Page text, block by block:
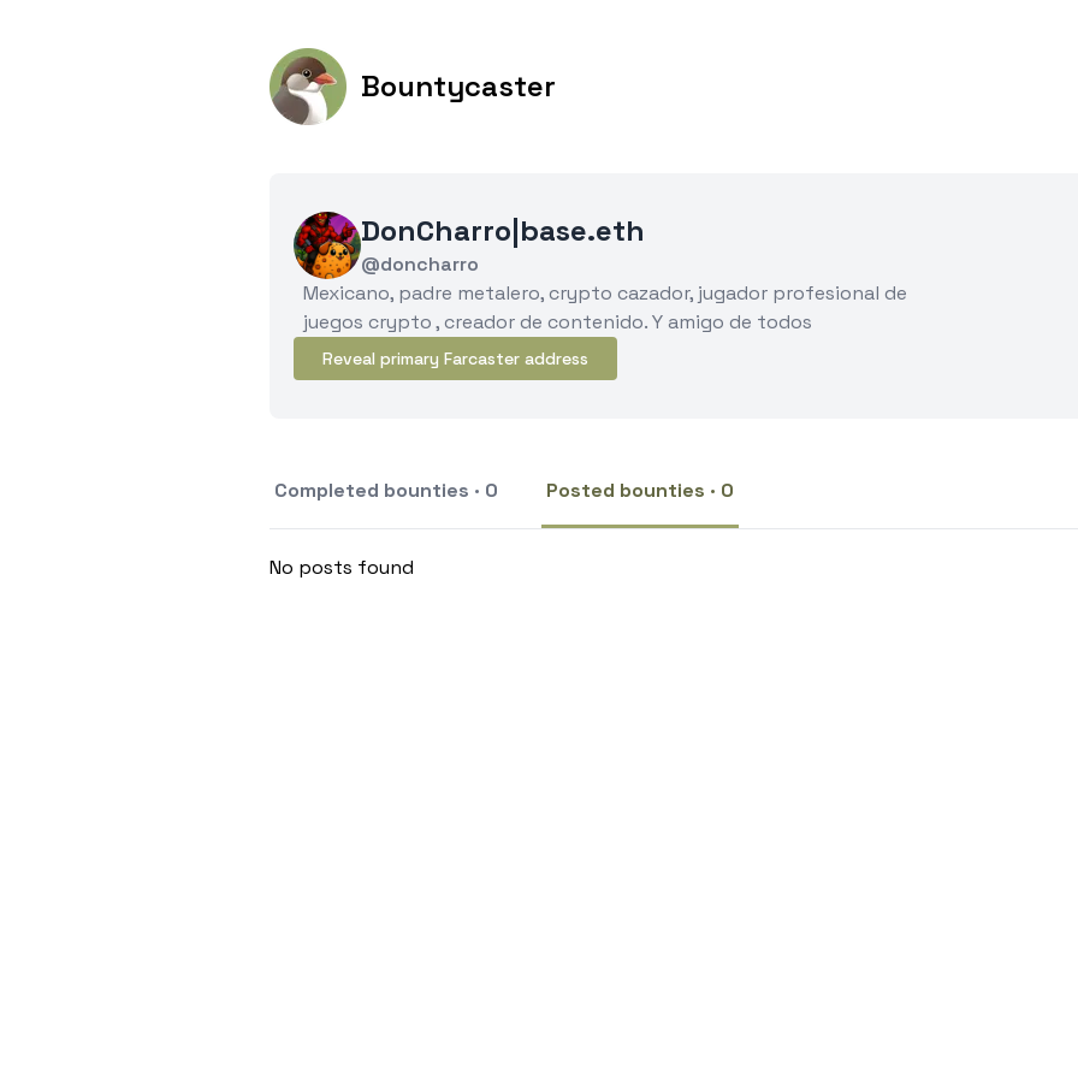
Bountycaster
DonCharro|base.eth
@doncharro
Mexicano, padre metalero, crypto cazador, jugador profesional de
juegos crypto , creador de contenido. Y amigo de todos
Reveal primary Farcaster address
Completed bounties · 0 Posted bounties · 0
No posts found